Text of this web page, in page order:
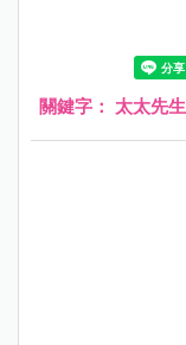
關鍵字： 太太先生